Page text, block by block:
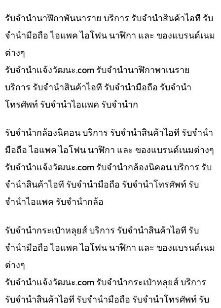
รับจำนำนาฬิกาพันนาราย บริการ รับจำนำสินค้าไอที รับ
จำนำมือถือ ไอแพค ไอโฟน นาฬิกา และ ของแบรนด์เนม
ต่างๆ
รับจํานําแจ้งวัฒนะ.com รับจำนำนาฬิกาพาเนราย
บริการ รับจำนำสินค้าไอที รับจำนำมือถือ รับจำนำ
โทรศัพท์ รับจำนำไอแพค รับจำนำก
รับจำนำกล้องนิคอน บริการ รับจำนำสินค้าไอที รับจำนำ
มือถือ ไอแพค ไอโฟน นาฬิกา และ ของแบรนด์เนมต่างๆ
รับจํานําแจ้งวัฒนะ.com รับจำนำกล้องนิคอน บริการ รับ
จำนำสินค้าไอที รับจำนำมือถือ รับจำนำโทรศัพท์ รับ
จำนำไอแพค รับจำนำกล้อ
รับจำนำกระเป๋าหลุยส์ บริการ รับจำนำสินค้าไอที รับ
จำนำมือถือ ไอแพค ไอโฟน นาฬิกา และ ของแบรนด์เนม
ต่างๆ
รับจํานําแจ้งวัฒนะ.com รับจำนำกระเป๋าหลุยส์ บริการ
รับจำนำสินค้าไอที รับจำนำมือถือ รับจำนำโทรศัพท์ รับ